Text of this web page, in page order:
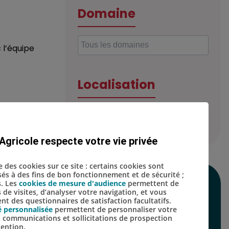
affiliée à
Domaine
Localisation
SUIVEZ-NOUS SUR
LES RÉSEAUX
SOCIAUX
respecte votre vie privée
des cookies sur ce site : certains cookies sont
à des fins de bon fonctionnement et de sécurité ;
Les cookies de mesure d'audience permettent de
visites, d’analyser votre navigation, et vous
des questionnaires de satisfaction facultatifs.
personnalisée permettent de personnaliser votre
communications et sollicitations de prospection